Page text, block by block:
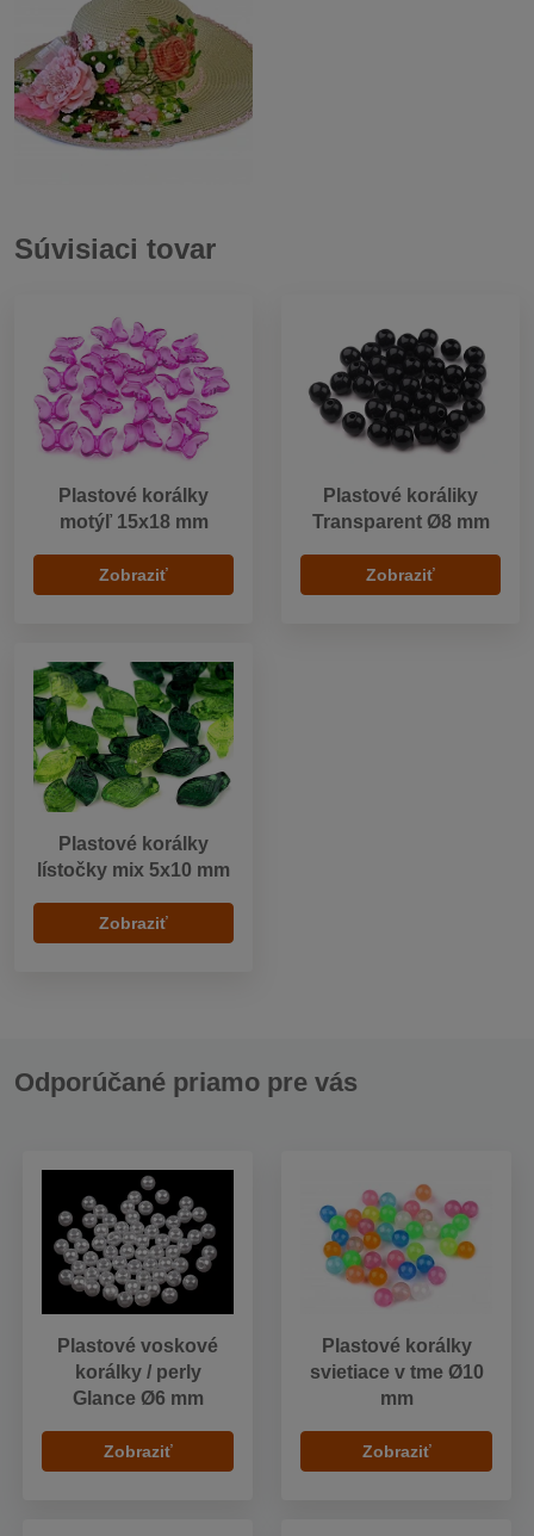
Súvisiaci tovar
Plastové korálky
motýľ 15x18 mm
Zobraziť
Plastové koráliky
Transparent Ø8 mm
Zobraziť
Plastové korálky
lístočky mix 5x10 mm
Zobraziť
Odporúčané priamo pre vás
Plastové voskové
korálky / perly
Glance Ø6 mm
Zobraziť
Plastové korálky
svietiace v tme Ø10
mm
Zobraziť